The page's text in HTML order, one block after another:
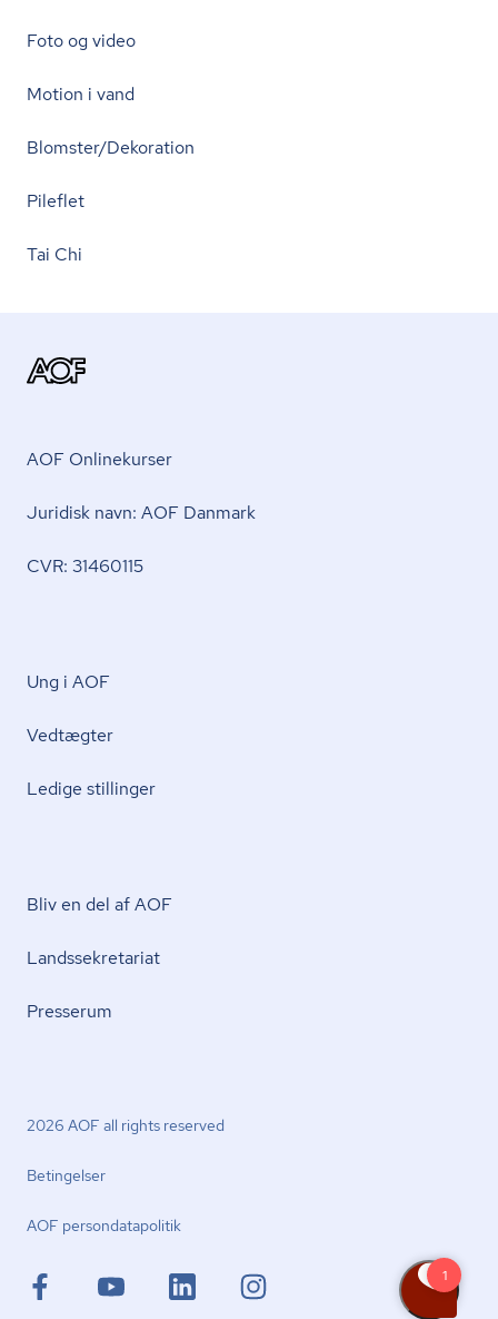
Foto og video
Motion i vand
Blomster/Dekoration
Pileflet
Tai Chi
AOF Onlinekurser
Juridisk navn: AOF Danmark
CVR: 31460115
Ung i AOF
Vedtægter
Ledige stillinger
Bliv en del af AOF
Lands­se­kre­ta­ri­at
Presserum
2026 AOF all rights reserved
Betingelser
AOF per­son­da­ta­po­li­tik